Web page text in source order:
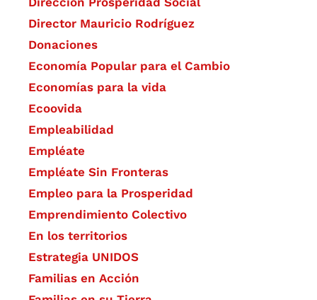
Director Mauricio Rodríguez
Donaciones
Economía Popular para el Cambio
Economías para la vida
Ecoovida
Empleabilidad
Empléate
Empléate Sin Fronteras
Empleo para la Prosperidad
Emprendimiento Colectivo
En los territorios
Estrategia UNIDOS
Familias en Acción